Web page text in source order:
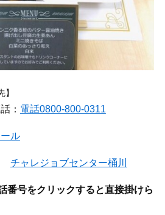
： 電話0800-800-0311
ール
チャレジョブセンター桶川
番号をクリックすると直接掛けら